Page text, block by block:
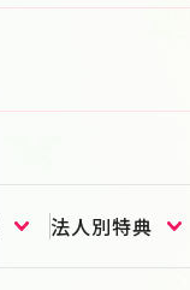
法人別特典